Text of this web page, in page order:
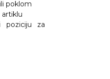
poklom
artiklu
poziciju za